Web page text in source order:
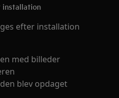
installation
efter installation
med billeder
blev opdaget